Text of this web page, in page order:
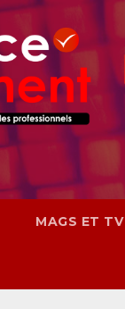
MAGS ET TV